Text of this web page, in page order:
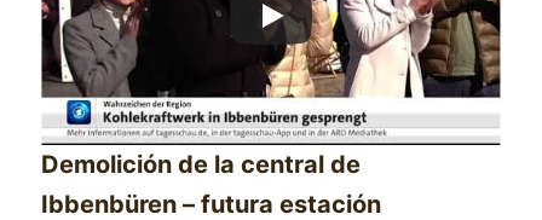
Demolición de la central de
Ibbenbüren – futura estación